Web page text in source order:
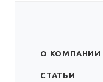
О КОМПАНИИ
СТАТЬИ